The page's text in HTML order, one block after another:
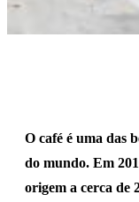
O café é uma das
do mundo. Em
origem a cerca de